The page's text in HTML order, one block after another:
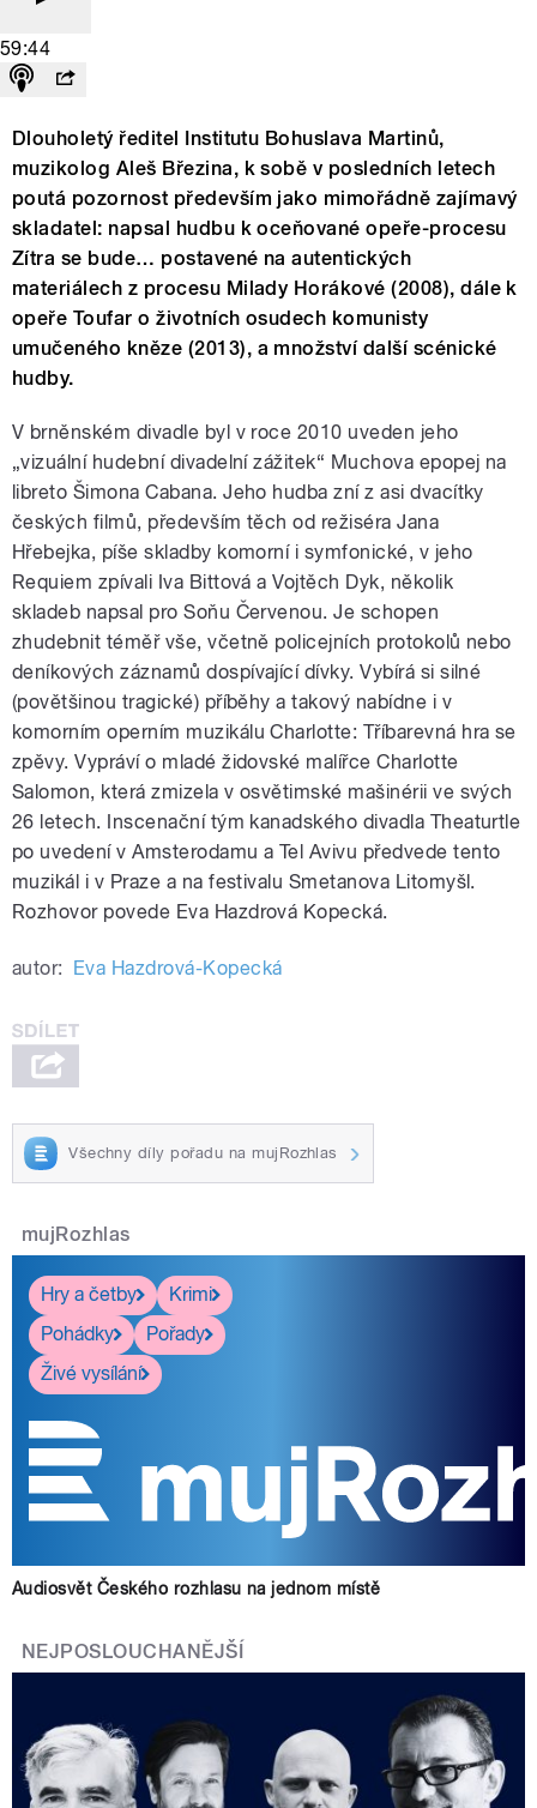
59:44
Dlouholetý ředitel Institutu Bohuslava Martinů,
muzikolog Aleš Březina, k sobě v posledních letech
poutá pozornost především jako mimořádně zajímavý
skladatel: napsal hudbu k oceňované opeře-procesu
Zítra se bude… postavené na autentických
materiálech z procesu Milady Horákové (2008), dále k
opeře Toufar o životních osudech komunisty
umučeného kněze (2013), a množství další scénické
hudby.
V brněnském divadle byl v roce 2010 uveden jeho
„vizuální hudební divadelní zážitek“ Muchova epopej na
libreto Šimona Cabana. Jeho hudba zní z asi dvacítky
českých filmů, především těch od režiséra Jana
Hřebejka, píše skladby komorní i symfonické, v jeho
Requiem zpívali Iva Bittová a Vojtěch Dyk, několik
skladeb napsal pro Soňu Červenou. Je schopen
zhudebnit téměř vše, včetně policejních protokolů nebo
deníkových záznamů dospívající dívky. Vybírá si silné
(povětšinou tragické) příběhy a takový nabídne i v
komorním operním muzikálu Charlotte: Tříbarevná hra se
zpěvy. Vypráví o mladé židovské malířce Charlotte
Salomon, která zmizela v osvětimské mašinérii ve svých
26 letech. Inscenační tým kanadského divadla Theaturtle
po uvedení v Amsterodamu a Tel Avivu předvede tento
muzikál i v Praze a na festivalu Smetanova Litomyšl.
Rozhovor povede Eva Hazdrová Kopecká.
autor: Eva Hazdrová-Kopecká
Všechny díly pořadu na mujRozhlas
mujRozhlas
Hry a četby
Krimi
Pohádky
Pořady
Živé vysílání
Audiosvět Českého rozhlasu na jednom místě
NEJPOSLOUCHANĚJŠÍ